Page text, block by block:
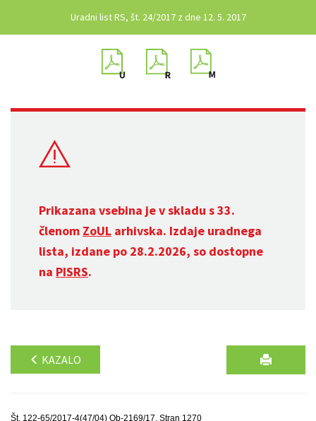
Uradni list RS, št. 24/2017 z dne 12. 5. 2017
Prikazana vsebina je v skladu s 33.
členom ZoUL arhivska. Izdaje uradnega
lista, izdane po 28.2.2026, so dostopne
na PISRS.
KAZALO
Št. 122-65/2017-4(47/04) Ob-2169/17, Stran 1270